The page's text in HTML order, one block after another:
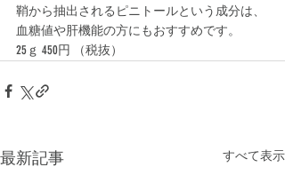
鞘から抽出されるピニトールという成分は、
血糖値や肝機能の方にもおすすめです。
25ｇ 450円 （税抜）
最新記事 すべて表示